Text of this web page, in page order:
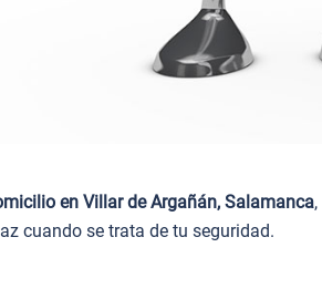
en Villar de Argañán, Salamanca
cuando se trata de tu seguridad.